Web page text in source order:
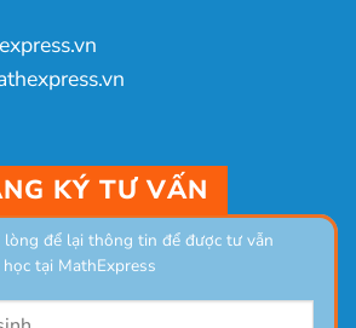
KÝ TƯ VẤN
để lại thông tin để được tư vẫn
tại MathExpress